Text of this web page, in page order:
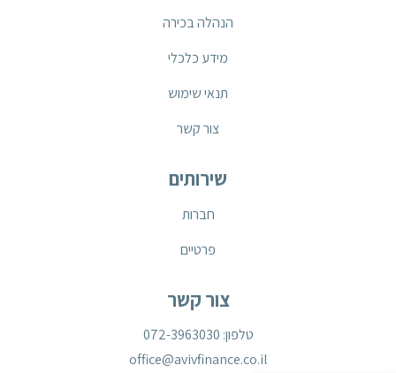
הנהלה בכירה
מידע כלכלי
תנאי שימוש
צור קשר
שירותים
חברות
פרטיים
צור קשר
טלפון: 072-3963030
office@avivfinance.co.il